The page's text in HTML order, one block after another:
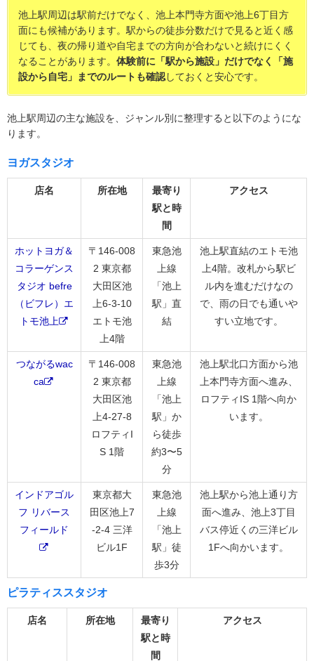
池上駅周辺は駅前だけでなく、池上本門寺方面や池上6丁目方
面にも候補があります。駅からの徒歩分数だけで見ると近く感
じても、夜の帰り道や自宅までの方向が合わないと続けにくく
なることがあります。 体験前に「駅から施設」だけでなく「施
設から自宅」までのルートも確認しておくと安心です。
池上駅周辺の主な施設を、ジャンル別に整理すると以下のようにな
ります。
ヨガスタジオ
店名 所在地
最寄り
駅と時
間
アクセス
ホットヨガ＆
コラーゲンス
タジオ befre
（ビフレ）エ
トモ池上
〒146-008
2 東京都
大田区池
上6-3-10
エトモ池
上4階
東急池
上線
「池上
駅」直
結
池上駅直結のエトモ池
上4階。改札から駅ビ
ル内を進むだけなの
で、雨の日でも通いや
すい立地です。
つながるwac
ca
〒146-008
2 東京都
大田区池
上4-27-8
ロフティI
S 1階
東急池
上線
「池上
駅」か
ら徒歩
約3〜5
分
池上駅北口方面から池
上本門寺方面へ進み、
ロフティIS 1階へ向か
います。
インドアゴル
フ リバース
フィールド
東京都大
田区池上7
-2-4 三洋
ビル1F
東急池
上線
「池上
駅」徒
歩3分
池上駅から池上通り方
面へ進み、池上3丁目
バス停近くの三洋ビル
1Fへ向かいます。
ピラティススタジオ
店名 所在地
最寄り
駅と時
間
アクセス